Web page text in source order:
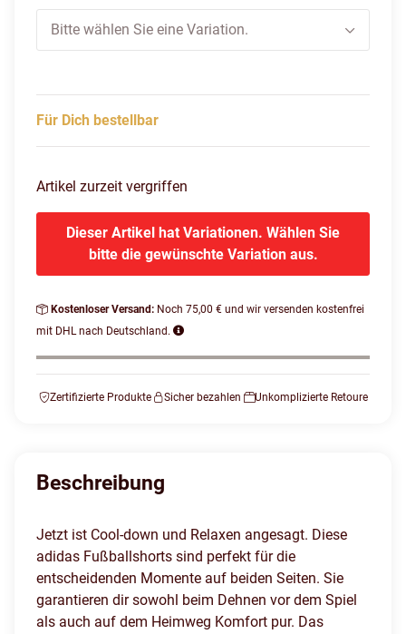
Bitte wählen Sie eine Variation.
Für Dich bestellbar
Artikel zurzeit vergriffen
Dieser Artikel hat Variationen. Wählen Sie
bitte die gewünschte Variation aus.
Kostenloser Versand: Noch 75,00 € und wir versenden kostenfrei
mit DHL nach Deutschland.
Zertifizierte Produkte Sicher bezahlen Unkomplizierte Retoure
Beschreibung
Jetzt ist Cool-down und Relaxen angesagt. Diese
adidas Fußballshorts sind perfekt für die
entscheidenden Momente auf beiden Seiten. Sie
garantieren dir sowohl beim Dehnen vor dem Spiel
als auch auf dem Heimweg Komfort pur. Das